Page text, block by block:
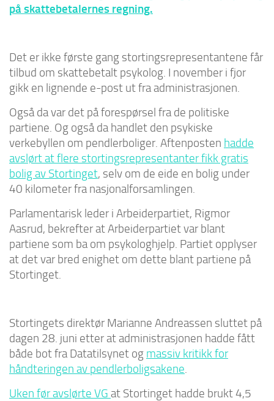
på skattebetalernes regning.
Det er ikke første gang stortingsrepresentantene får
tilbud om skattebetalt psykolog. I november i fjor
gikk en lignende e-post ut fra administrasjonen.
Også da var det på forespørsel fra de politiske
partiene. Og også da handlet den psykiske
verkebyllen om pendlerboliger. Aftenposten hadde
avslørt at flere stortingsrepresentanter fikk gratis
bolig av Stortinget, selv om de eide en bolig under
40 kilometer fra nasjonalforsamlingen.
Parlamentarisk leder i Arbeiderpartiet, Rigmor
Aasrud, bekrefter at Arbeiderpartiet var blant
partiene som ba om psykologhjelp. Partiet opplyser
at det var bred enighet om dette blant partiene på
Stortinget.
Stortingets direktør Marianne Andreassen sluttet på
dagen 28. juni etter at administrasjonen hadde fått
både bot fra Datatilsynet og massiv kritikk for
håndteringen av pendlerboligsakene.
Uken før avslørte VG at Stortinget hadde brukt 4,5